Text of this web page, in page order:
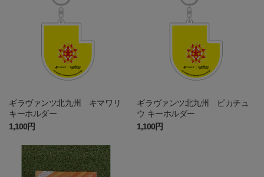
ギラヴァンツ北九州 キマワリ
キーホルダー
1,100円
ギラヴァンツ北九州 ピカチュ
ウ キーホルダー
1,100円